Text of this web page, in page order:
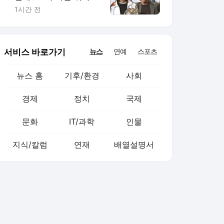
선 조용한 조력자
1시간 전
서비스 바로가기 뉴스 연예 스포츠
뉴스 홈 기후/환경 사회
경제 정치 국제
문화 IT/과학 인물
지식/칼럼 연재 배열설명서